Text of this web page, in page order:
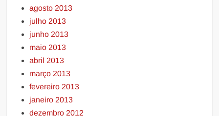
agosto 2013
julho 2013
junho 2013
maio 2013
abril 2013
março 2013
fevereiro 2013
janeiro 2013
dezembro 2012